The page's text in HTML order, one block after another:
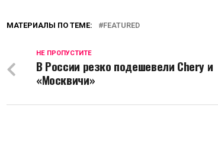
МАТЕРИАЛЫ ПО ТЕМЕ: FEATURED
НЕ ПРОПУСТИТЕ
В России резко подешевели Chery и
«Москвичи»